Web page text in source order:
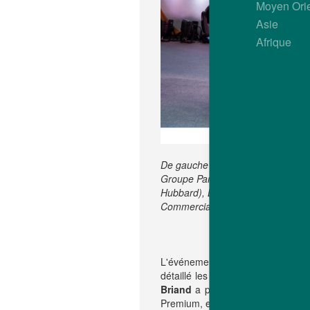
De gauche à droite : Rafiqul
Groupe Paragon), Olivier
Hubbard), Bruno Briand
Commerciale SSEA Hubbard).
L'événement a été inauguré par
détaillé les opérations
Briand a présenté les
Premium, et la manière dont
Moyen
Asie
Afrique